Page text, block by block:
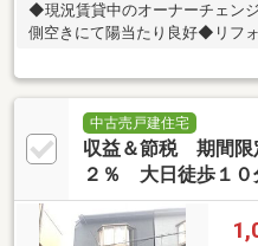
◆現況賃貸中のオーナーチェン
側空きにて陽当たり良好◆リフ
中古売戸建住宅
収益＆節税 期間限
２％ 大日徒歩１０